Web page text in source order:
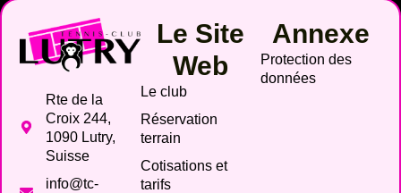
Rte de la
Croix 244,
1090 Lutry,
Suisse
info@tc-
Le Site
Web
Le club
Réservation
terrain
Cotisations et
tarifs
Annexe
Protection des
données